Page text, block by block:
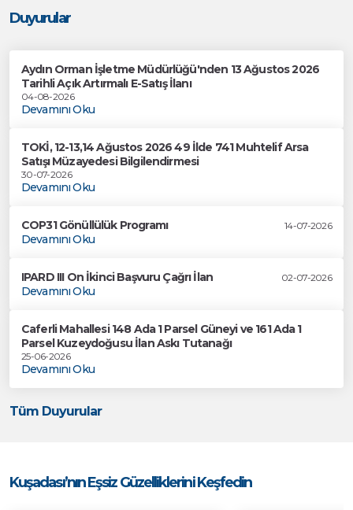
Duyurular
Aydın Orman İşletme Müdürlüğü'nden 13 Ağustos 2026
Tarihli Açık Artırmalı E-Satış İlanı
04-08-2026
Devamını Oku
TOKİ, 12-13,14 Ağustos 2026 49 İlde 741 Muhtelif Arsa
Satışı Müzayedesi Bilgilendirmesi
30-07-2026
Devamını Oku
COP31 Gönüllülük Programı 14-07-2026
Devamını Oku
IPARD III On İkinci Başvuru Çağrı İlan 02-07-2026
Devamını Oku
Caferli Mahallesi 148 Ada 1 Parsel Güneyi ve 161 Ada 1
Parsel Kuzeydoğusu İlan Askı Tutanağı
25-06-2026
Devamını Oku
Tüm Duyurular
Kuşadası’nın Eşsiz Güzelliklerini Keşfedin